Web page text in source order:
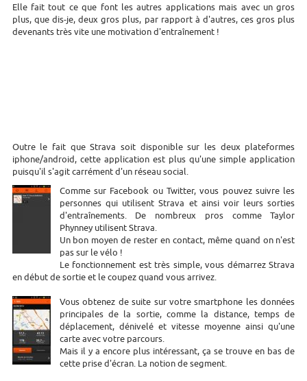
Elle fait tout ce que font les autres applications mais avec un gros
plus, que dis-je, deux gros plus, par rapport à d'autres, ces gros plus
devenants très vite une motivation d'entraînement !
Outre le fait que Strava soit disponible sur les deux plateformes
iphone/android, cette application est plus qu'une simple application
puisqu'il s'agit carrément d'un réseau social.
Comme sur Facebook ou Twitter, vous pouvez suivre les
personnes qui utilisent Strava et ainsi voir leurs sorties
d'entraînements. De nombreux pros comme Taylor
Phynney utilisent Strava.
Un bon moyen de rester en contact, même quand on n'est
pas sur le vélo !
Le fonctionnement est très simple, vous démarrez Strava
en début de sortie et le coupez quand vous arrivez.
Vous obtenez de suite sur votre smartphone les données
principales de la sortie, comme la distance, temps de
déplacement, dénivelé et vitesse moyenne ainsi qu'une
carte avec votre parcours.
Mais il y a encore plus intéressant, ça se trouve en bas de
cette prise d'écran. La notion de segment.